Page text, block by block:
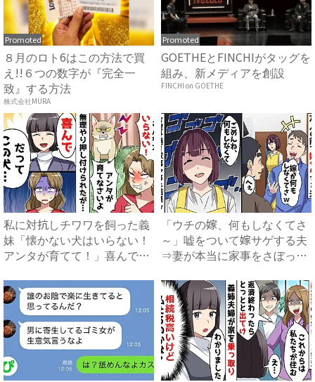
Promoted
８月のロト6はこの方法で買
え!!６つの数字が『完全一
致』する方法
株式会社MURA
Promoted
GOETHEとFINCHIがタッグを
組み、新メディアを創設
FINCHI on GOETHE
私に対抗しチワワを飼った義
妹「懐かない犬はいらない！
アンタが育てて！」喜んで引
「ウチの嫁、何もしなくてさ
～」嘘をついて嫁サゲする夫
⇒妻が本当に家事をさぼった